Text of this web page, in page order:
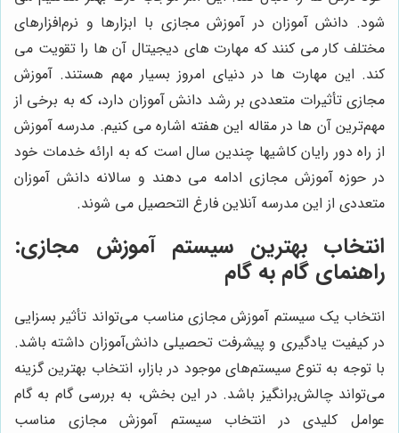
شود. دانش آموزان در آموزش مجازی با ابزارها و نرم‌افزارهای
مختلف کار می کنند که مهارت های دیجیتال آن ها را تقویت می
کند. این مهارت ها در دنیای امروز بسیار مهم هستند. آموزش
مجازی تأثیرات متعددی بر رشد دانش آموزان دارد، که به برخی از
مهم‌ترین آن ها در مقاله این هفته اشاره می کنیم. مدرسه آموزش
از راه دور رایان کاشیها چندین سال است که به ارائه خدمات خود
در حوزه آموزش مجازی ادامه می دهند و سالانه دانش آموزان
متعددی از این مدرسه آنلاین فارغ التحصیل می شوند.
انتخاب بهترین سیستم آموزش مجازی:
راهنمای گام به گام
انتخاب یک سیستم آموزش مجازی مناسب می‌تواند تأثیر بسزایی
در کیفیت یادگیری و پیشرفت تحصیلی دانش‌آموزان داشته باشد.
با توجه به تنوع سیستم‌های موجود در بازار، انتخاب بهترین گزینه
می‌تواند چالش‌برانگیز باشد. در این بخش، به بررسی گام به گام
عوامل کلیدی در انتخاب سیستم آموزش مجازی مناسب